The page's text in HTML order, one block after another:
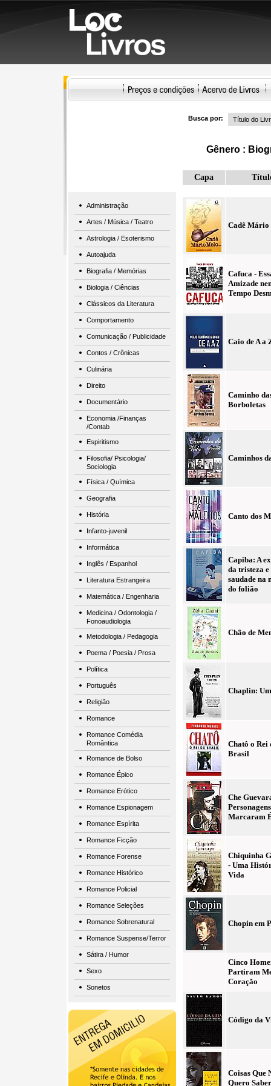
Administração
Artes / Música / Teatro
Astrologia / Esoterismo
Autoajuda
Biografia / Memórias
Biologia / Ciências
Clássicos da Literatura
Comportamento
Comunicação / Publicidade
Contos / Crônicas
Culinária
Direito
Documentário
Economia /Finanças
/Contab
Espiritismo
Filosofia/ Psicologia/
Sociologia
Física / Química
Geografia
História
Infanto-juvenil
Informática
Inglês / Espanhol
Literatura Estrangeira
Matemática / Engenharia
Medicina / Odontologia /
Fonoaudiologia
Metodologia / Pedagogia
Poema / Poesia / Prosa
Política
Português
Religião
Romance
Romance Comédia
Romântica
Romance de Bolso
Romance Épico
Romance Erótico
Romance Espionagem
Romance Espírita
Romance Ficção
Romance Forense
Romance Histórico
Romance Policial
Romance Seleções
Romance Sobrenatural
Romance Suspense/Terror
Sátira / Humor
Sexo
Sonetos
Busca por:
Gênero :
Capa
Cadê Mário
Cafuca -
Amizade
Tempo
Caio de A a
Caminho
Borboletas
Caminhos
Canto dos
Capiba: A
da tristeza e
saudade na
do folião
Chão de
Chaplin:
Chatô o Rei
Brasil
Che
Marcaram
Chiquinha
- Uma
Vida
Chopin em
Cinco
Partiram
Coração
Código da
Coisas Que
Quero Saber